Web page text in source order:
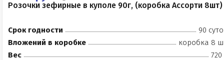
Розочки зефирные в куполе 90г, (коробка Ассорти 8шт)
Срок годности
90
Вложений в коробке
коробка 8
Вес
720